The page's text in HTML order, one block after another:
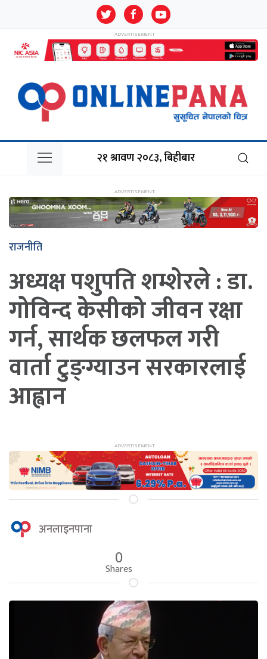
२१ श्रावण २०८३, बिहीबार
राजनीति
अध्यक्ष पशुपति शम्शेरले : डा.
गोविन्द केसीको जीवन रक्षा
गर्न, सार्थक छलफल गरी
वार्ता टुङ्ग्याउन सरकारलाई
आह्वान
अनलाइनपाना
0
Shares